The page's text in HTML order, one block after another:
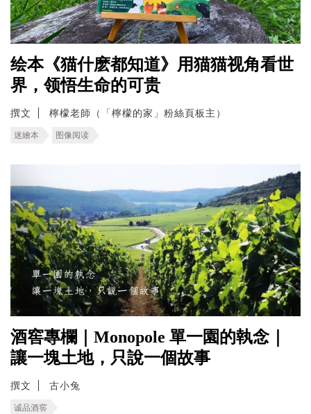
绘本《猫什麽都知道》用猫猫视角看世
界，领悟生命的可贵
撰文 檸檬老師（「檸檬的家」粉絲頁板主）
迷繪本 图像阅读
酒窖專欄｜Monopole 單一園的執念｜
讓一塊土地，只說一個故事
撰文 古小兔
诚品酒窖